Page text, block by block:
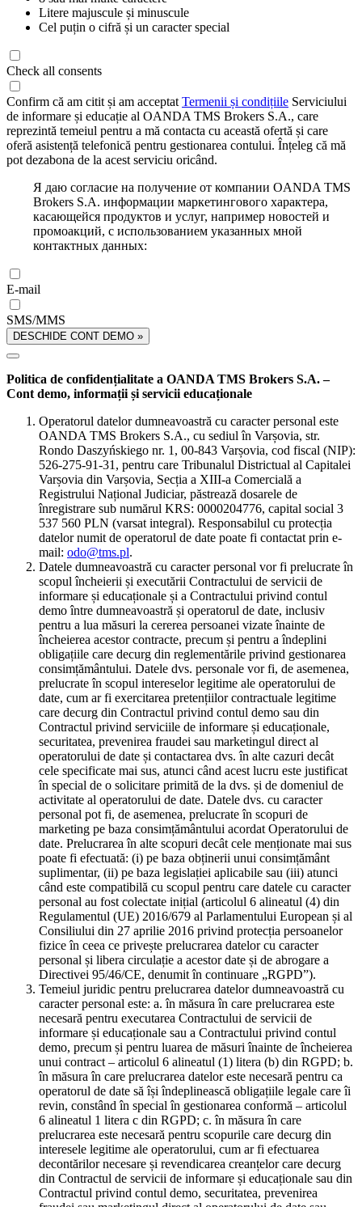
Litere majuscule și minuscule
Cel puțin o cifră și un caracter special
Check all consents
Confirm că am citit și am acceptat Termenii și condițiile Serviciului
de informare și educație al OANDA TMS Brokers S.A., care
reprezintă temeiul pentru a mă contacta cu această ofertă și care
oferă asistență telefonică pentru gestionarea contului. Înțeleg că mă
pot dezabona de la acest serviciu oricând.
Я даю согласие на получение от компании OANDA TMS
Brokers S.A. информации маркетингового характера,
касающейся продуктов и услуг, например новостей и
промоакций, с использованием указанных мной
контактных данных:
E-mail
SMS/MMS
DESCHIDE CONT DEMO »
Politica de confidențialitate a OANDA TMS Brokers S.A. –
Cont demo, informații și servicii educaționale
Operatorul datelor dumneavoastră cu caracter personal este
OANDA TMS Brokers S.A., cu sediul în Varșovia, str.
Rondo Daszyńskiego nr. 1, 00-843 Varșovia, cod fiscal (NIP):
526-275-91-31, pentru care Tribunalul Districtual al Capitalei
Varșovia din Varșovia, Secția a XIII-a Comercială a
Registrului Național Judiciar, păstrează dosarele de
înregistrare sub numărul KRS: 0000204776, capital social 3
537 560 PLN (varsat integral). Responsabilul cu protecția
datelor numit de operatorul de date poate fi contactat prin e-
mail: odo@tms.pl.
Datele dumneavoastră cu caracter personal vor fi prelucrate în
scopul încheierii și executării Contractului de servicii de
informare și educaționale și a Contractului privind contul
demo între dumneavoastră și operatorul de date, inclusiv
pentru a lua măsuri la cererea persoanei vizate înainte de
încheierea acestor contracte, precum și pentru a îndeplini
obligațiile care decurg din reglementările privind gestionarea
consimțământului. Datele dvs. personale vor fi, de asemenea,
prelucrate în scopul intereselor legitime ale operatorului de
date, cum ar fi exercitarea pretențiilor contractuale legitime
care decurg din Contractul privind contul demo sau din
Contractul privind serviciile de informare și educaționale,
securitatea, prevenirea fraudei sau marketingul direct al
operatorului de date și contactarea dvs. în alte cazuri decât
cele specificate mai sus, atunci când acest lucru este justificat
în special de o solicitare primită de la dvs. și de domeniul de
activitate al operatorului de date. Datele dvs. cu caracter
personal pot fi, de asemenea, prelucrate în scopuri de
marketing pe baza consimțământului acordat Operatorului de
date. Prelucrarea în alte scopuri decât cele menționate mai sus
poate fi efectuată: (i) pe baza obținerii unui consimțământ
suplimentar, (ii) pe baza legislației aplicabile sau (iii) atunci
când este compatibilă cu scopul pentru care datele cu caracter
personal au fost colectate inițial (articolul 6 alineatul (4) din
Regulamentul (UE) 2016/679 al Parlamentului European și al
Consiliului din 27 aprilie 2016 privind protecția persoanelor
fizice în ceea ce privește prelucrarea datelor cu caracter
personal și libera circulație a acestor date și de abrogare a
Directivei 95/46/CE, denumit în continuare „RGPD”).
Temeiul juridic pentru prelucrarea datelor dumneavoastră cu
caracter personal este: a. în măsura în care prelucrarea este
necesară pentru executarea Contractului de servicii de
informare și educaționale sau a Contractului privind contul
demo, precum și pentru luarea de măsuri înainte de încheierea
unui contract – articolul 6 alineatul (1) litera (b) din RGPD; b.
în măsura în care prelucrarea datelor este necesară pentru ca
operatorul de date să își îndeplinească obligațiile legale care îi
revin, constând în special în gestionarea conformă – articolul
6 alineatul 1 litera c din RGPD; c. în măsura în care
prelucrarea este necesară pentru scopurile care decurg din
interesele legitime ale operatorului, cum ar fi efectuarea
decontărilor necesare și revendicarea creanțelor care decurg
din Contractul de servicii de informare și educaționale sau din
Contractul privind contul demo, securitatea, prevenirea